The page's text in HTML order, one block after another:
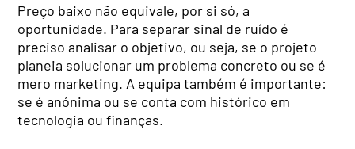
Preço baixo não equivale, por si só, a
oportunidade. Para separar sinal de ruído é
preciso analisar o objetivo, ou seja, se o projeto
planeia solucionar um problema concreto ou se é
mero marketing. A equipa também é importante:
se é anónima ou se conta com histórico em
tecnologia ou finanças.